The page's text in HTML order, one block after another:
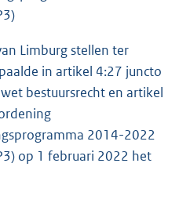
Limburg stellen ter
in artikel 4:27 juncto
bestuursrecht en artikel
2014-2022
op 1 februari 2022 het